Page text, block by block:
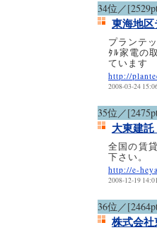
34位／
東海地
プランテ
ﾀﾙ家電の
ています
http://
2008-03-24
35位／
大東建
全国の賃
下さい。
http://e-
2008-12-19
36位／
株式会